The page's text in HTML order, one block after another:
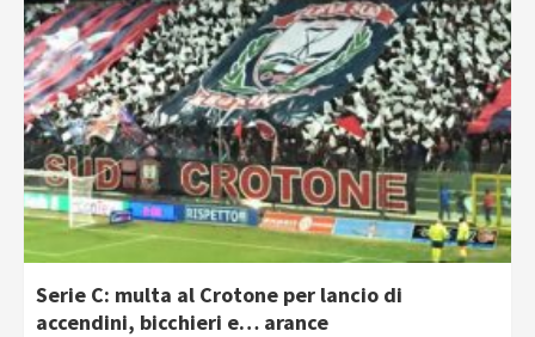
Serie C: multa al Crotone per lancio di
accendini, bicchieri e… arance